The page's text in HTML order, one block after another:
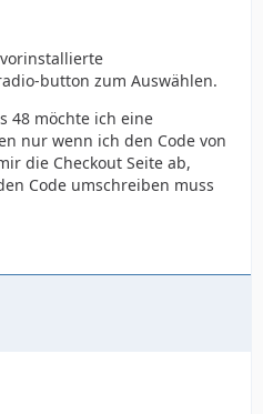
button zum Auswählen.
48 möchte ich eine
nur wenn ich den Code von
die Checkout Seite ab,
Code umschreiben muss